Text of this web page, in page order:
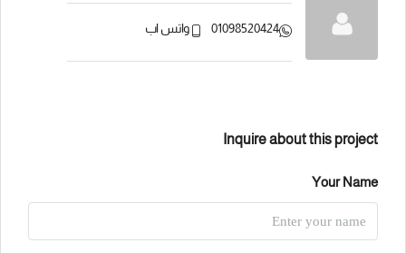
01098520424 واتس اب
Inquire about this project
Your Name